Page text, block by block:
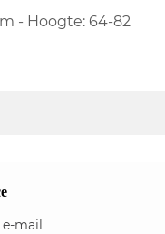
- Hoogte: 64-82
mail